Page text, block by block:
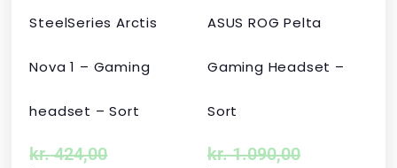
SteelSeries Arctis
Nova 1 – Gaming
headset – Sort
kr.424,00
ASUS ROG Pelta
Gaming Headset –
Sort
kr.1.090,00